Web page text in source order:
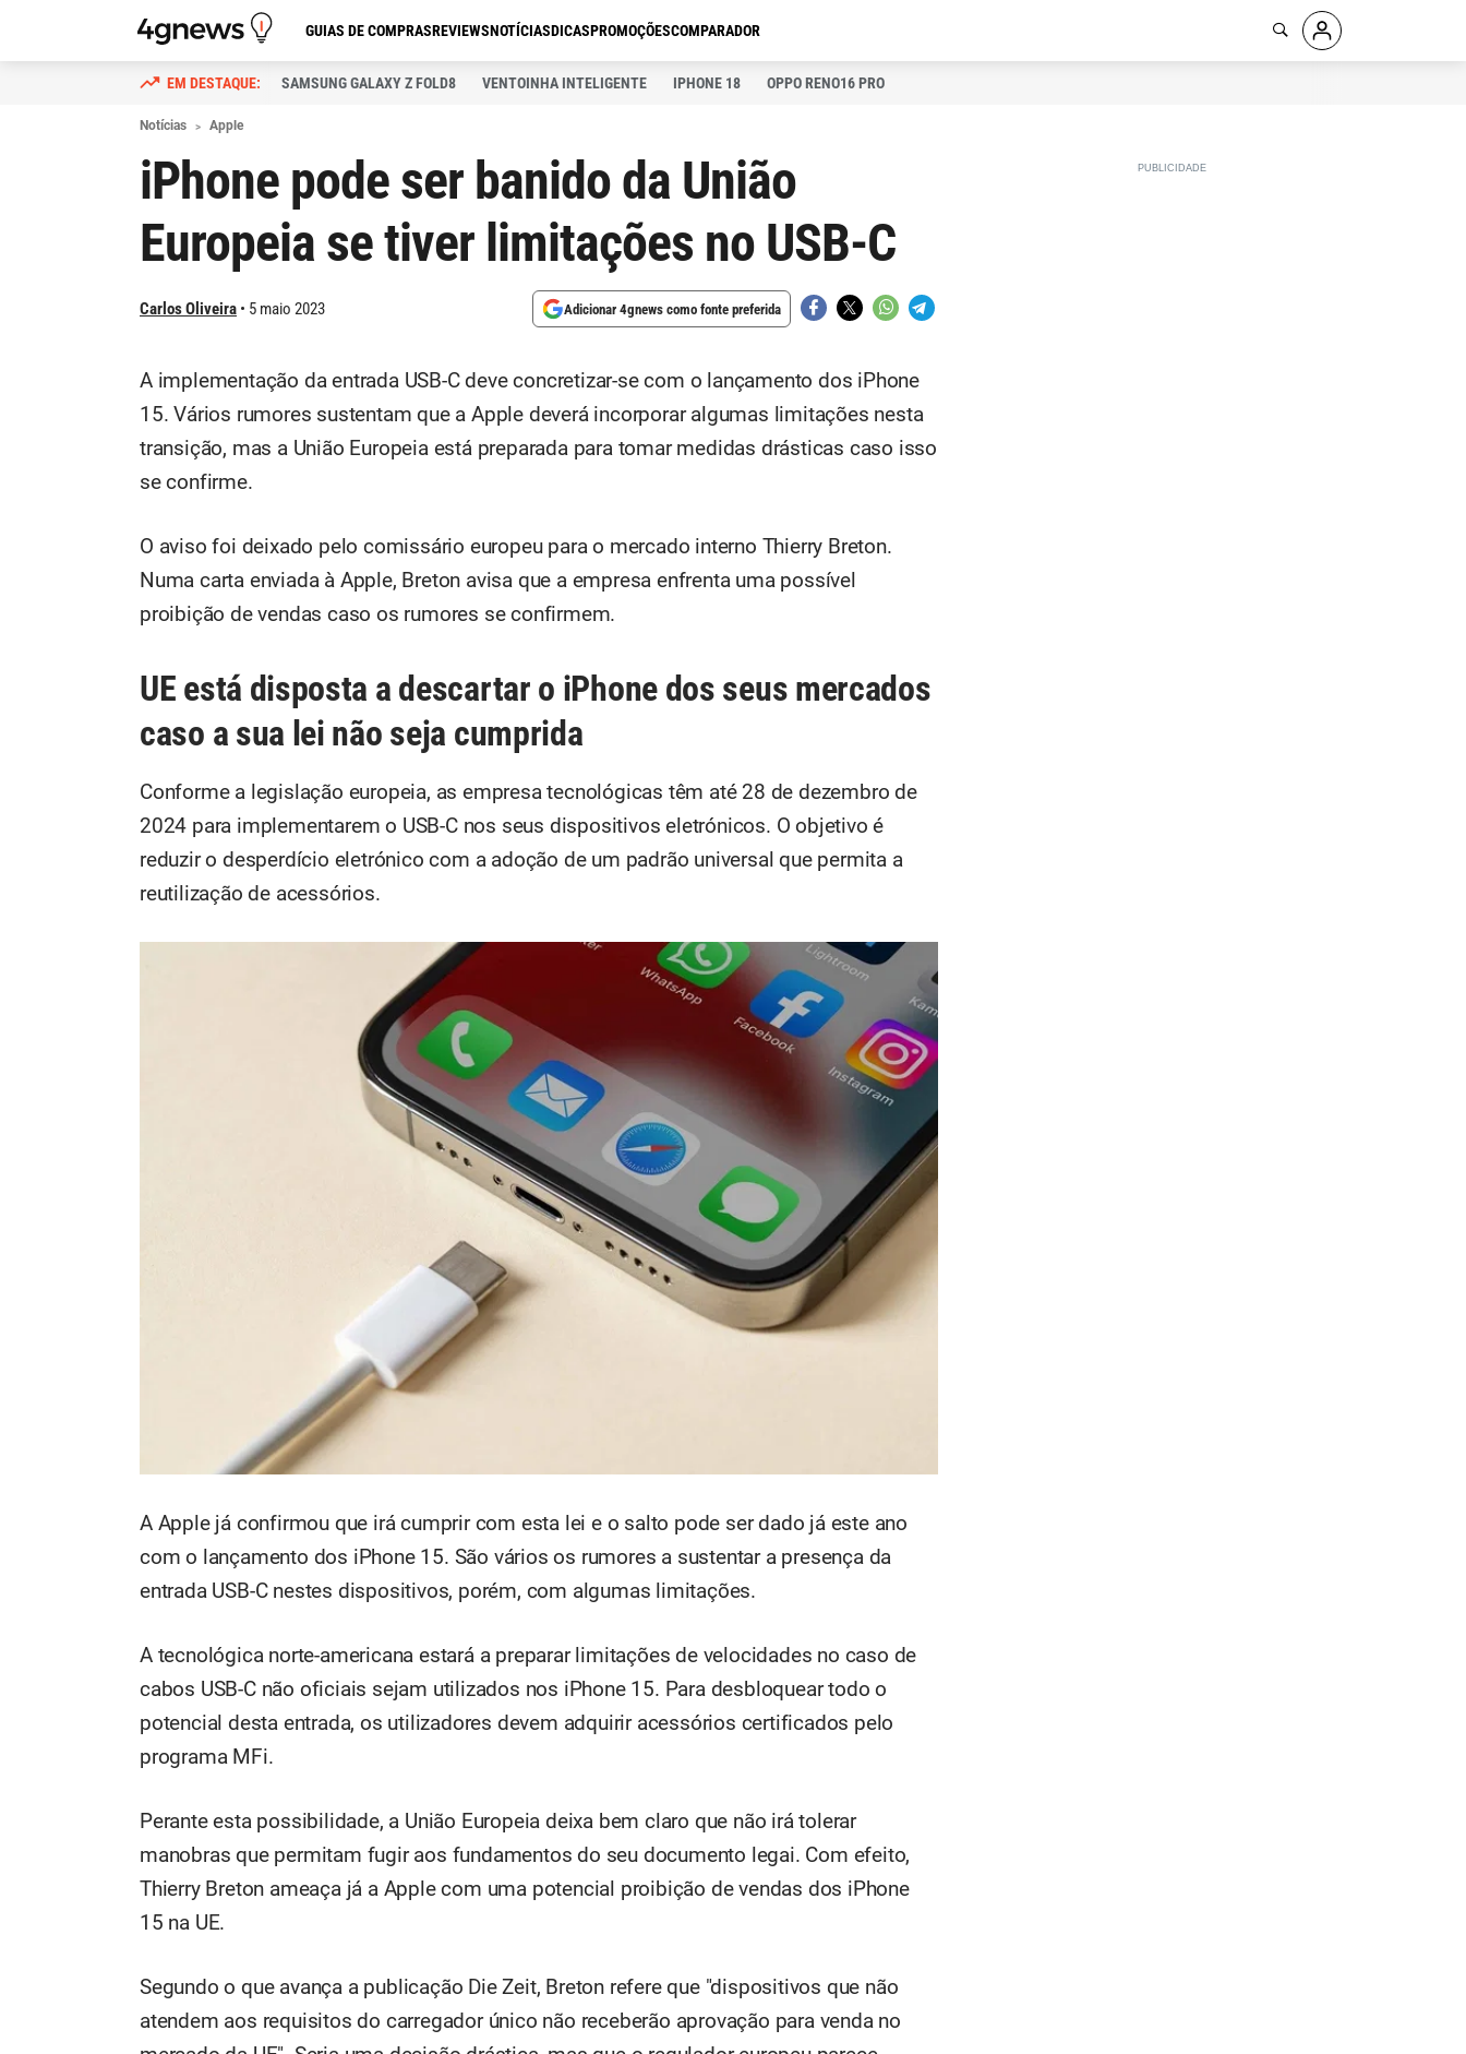
GUIAS DE COMPRASREVIEWSNOTÍCIASDICASPROMOÇÕESCOMPARADOR
SAMSUNG GALAXY Z FOLD8 VENTOINHA INTELIGENTE IPHONE 18 OPPO RENO16 PRO
Notícias Apple
iPhone pode ser banido da União
Europeia se tiver limitações no USB-C
Carlos Oliveira 5 maio 2023 Adicionar 4gnews como fonte preferida
A implementação da entrada USB-C deve concretizar-se com o lançamento dos iPhone
15. Vários rumores sustentam que a Apple deverá incorporar algumas limitações nesta
transição, mas a União Europeia está preparada para tomar medidas drásticas caso isso
se confirme.
O aviso foi deixado pelo comissário europeu para o mercado interno Thierry Breton.
Numa carta enviada à Apple, Breton avisa que a empresa enfrenta uma possível
proibição de vendas caso os rumores se confirmem.
UE está disposta a descartar o iPhone dos seus mercados
caso a sua lei não seja cumprida
Conforme a legislação europeia, as empresa tecnológicas têm até 28 de dezembro de
2024 para implementarem o USB-C nos seus dispositivos eletrónicos. O objetivo é
reduzir o desperdício eletrónico com a adoção de um padrão universal que permita a
reutilização de acessórios.
A Apple já confirmou que irá cumprir com esta lei e o salto pode ser dado já este ano
com o lançamento dos iPhone 15. São vários os rumores a sustentar a presença da
entrada USB-C nestes dispositivos, porém, com algumas limitações.
A tecnológica norte-americana estará a preparar limitações de velocidades no caso de
cabos USB-C não oficiais sejam utilizados nos iPhone 15. Para desbloquear todo o
potencial desta entrada, os utilizadores devem adquirir acessórios certificados pelo
programa MFi.
Perante esta possibilidade, a União Europeia deixa bem claro que não irá tolerar
manobras que permitam fugir aos fundamentos do seu documento legai. Com efeito,
Thierry Breton ameaça já a Apple com uma potencial proibição de vendas dos iPhone
15 na UE.
Segundo o que avança a publicação Die Zeit, Breton refere que "dispositivos que não
atendem aos requisitos do carregador único não receberão aprovação para venda no